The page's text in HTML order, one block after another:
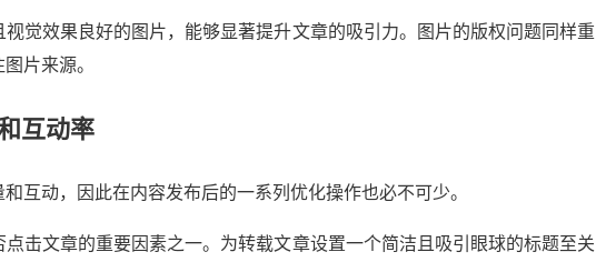
觉效果良好的图片，能够显著提升文章的吸引力。图片的版权问题同样重
片来源。
互动率
互动，因此在内容发布后的一系列优化操作也必不可少。
击文章的重要因素之一。为转载文章设置一个简洁且吸引眼球的标题至关